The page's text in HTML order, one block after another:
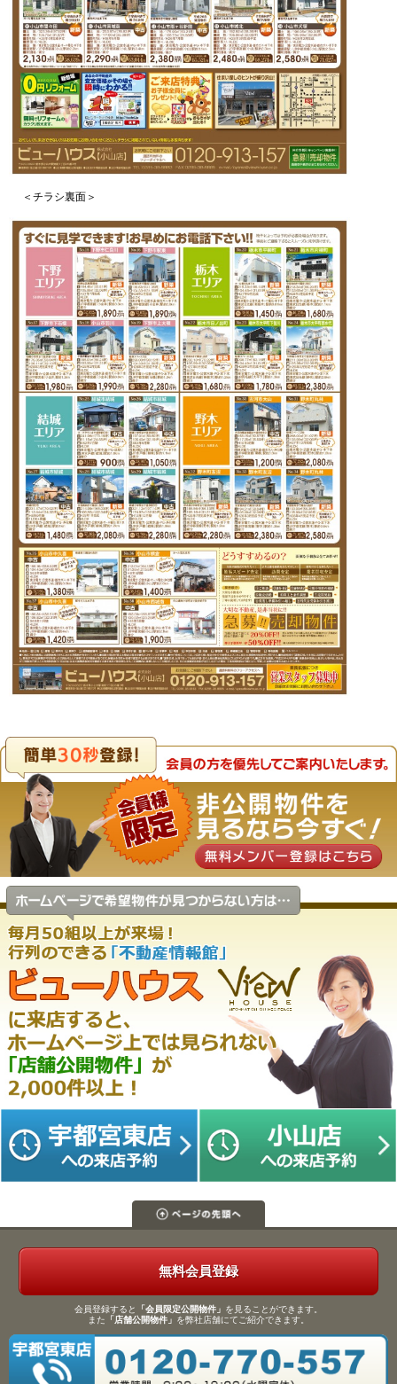
＜チラシ裏面＞
無料会員登録
会員登録すると 「会員限定公開物件」 を見ることができます。
また 「店舗公開物件」 を弊社店舗にてご紹介できます。